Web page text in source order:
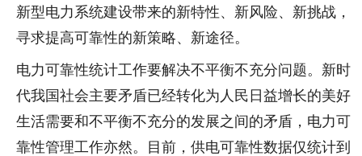
新型电力系统建设带来的新特性、新风险、新挑战，
寻求提高可靠性的新策略、新途径。
电力可靠性统计工作要解决不平衡不充分问题。新时
代我国社会主要矛盾已经转化为人民日益增长的美好
生活需要和不平衡不充分的发展之间的矛盾，电力可
靠性管理工作亦然。目前，供电可靠性数据仅统计到